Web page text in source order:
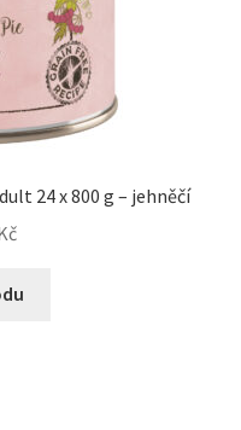
24 x 800 g – jehněčí